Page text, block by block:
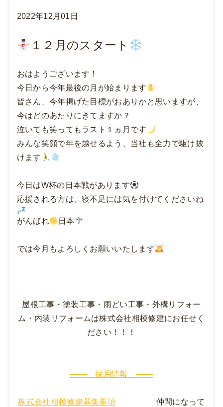
2022年12月01日
１２月のスタート
おはようございます！
今日から今年最後の月が始まります
皆さん、今年掲げた目標がおありかと思いますが、
今はどのあたりにきてますか？
泣いても笑ってもラスト１ヵ月です
みんな笑顔で年を越せるよう、当社も全力で駆け抜
けます
今日はW杯の日本戦があります
応援される方は、寝不足には気を付けてくださいね
がんばれ 日本
では今月もよろしくお願いいたします
屋根工事・塗装工事・雨どい工事・外構リフォー
ム・内装リフォームは株式会社相模修建にお任せく
ださい！！！
─── 採用情報 ───
株式会社相模修建募集要項 仲間になって